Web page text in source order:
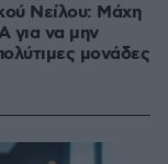
Νείλου: Μάχη
για να μην
μονάδες